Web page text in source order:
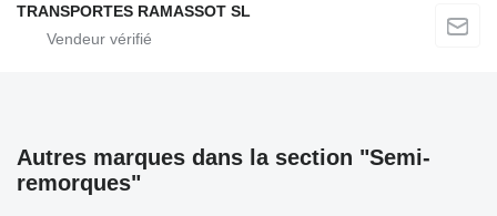
TRANSPORTES RAMASSOT SL
Autres marques dans la section "Semi-
remorques"